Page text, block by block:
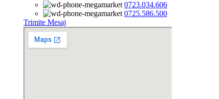
0723.034.606
0725.586.500
Trimite Mesaj